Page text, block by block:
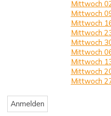
Mittwoch
Mittwoch
Mittwoch
Mittwoch
Mittwoch
Mittwoch
Mittwoch
Mittwoch
Mittwoch